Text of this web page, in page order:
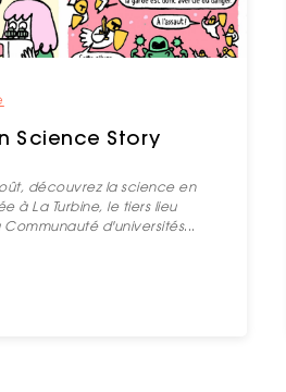
Science Story
découvrez la science en
à La Turbine, le tiers lieu
d'universités...